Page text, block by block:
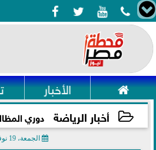
   
 الأخبار
أخبار الرياضة دوري
الجمعة، 19 نوفمبر 2021